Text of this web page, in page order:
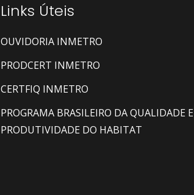
Links Úteis
OUVIDORIA INMETRO
PRODCERT INMETRO
CERTFIQ INMETRO
PROGRAMA BRASILEIRO DA QUALIDADE E
PRODUTIVIDADE DO HABITAT